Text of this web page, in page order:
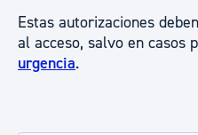
Estas autorizaciones
al acceso, salvo en casos
urgencia.